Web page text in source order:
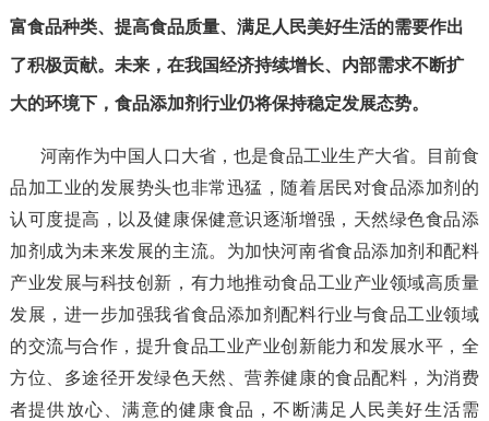
富食品种类、提高食品质量、满足人民美好生活的需要作出
了积极贡献。未来，在我国经济持续增长、内部需求不断扩
大的环境下，食品添加剂行业仍将保持稳定发展态势。
河南作为中国人口大省，也是食品工业生产大省。目前食
品加工业的发展势头也非常迅猛，随着居民对食品添加剂的
认可度提高，以及健康保健意识逐渐增强，天然绿色食品添
加剂成为未来发展的主流。为加快河南省食品添加剂和配料
产业发展与科技创新，有力地推动食品工业产业领域高质量
发展，进一步加强我省食品添加剂配料行业与食品工业领域
的交流与合作，提升食品工业产业创新能力和发展水平，全
方位、多途径开发绿色天然、营养健康的食品配料，为消费
者提供放心、满意的健康食品，不断满足人民美好生活需